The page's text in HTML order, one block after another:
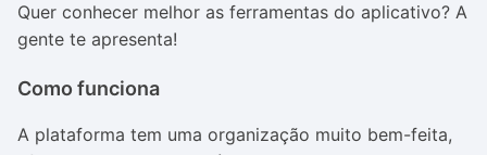
Quer conhecer melhor as ferramentas do aplicativo? A
gente te apresenta!
Como funciona
A plataforma tem uma organização muito bem-feita,